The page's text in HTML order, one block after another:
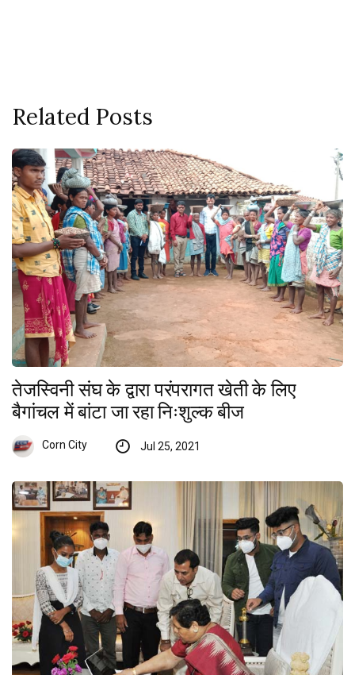
Related Posts
तेजस्विनी संघ के द्वारा परंपरागत खेती के लिए
बैगांचल में बांटा जा रहा निःशुल्क बीज
Corn City Jul 25, 2021